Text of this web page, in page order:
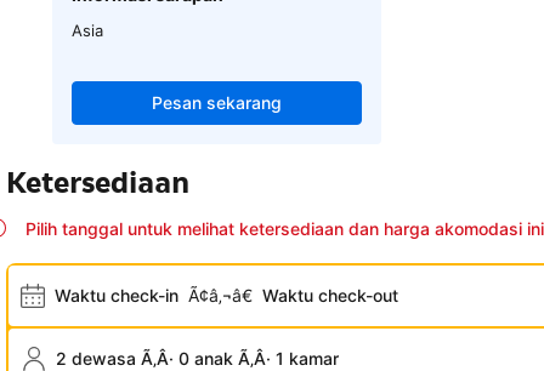
Asia
Pesan sekarang
Ketersediaan
Pilih tanggal untuk melihat ketersediaan dan harga akomodasi ini
Waktu check-in Ã¢â‚¬â€ Waktu check-out
2 dewasa Ã‚Â· 0 anak Ã‚Â· 1 kamar